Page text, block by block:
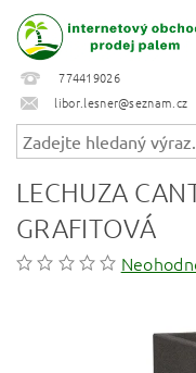
774419026
libor.lesner@seznam.cz
LECHUZA
GRAFITOVÁ